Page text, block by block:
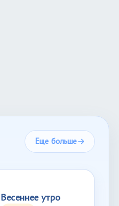
Еще больше
Весеннее утро